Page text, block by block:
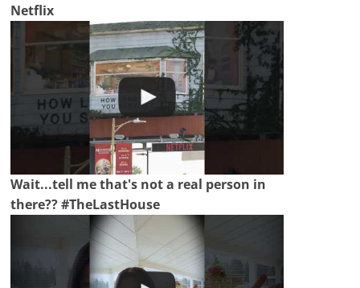
Netflix
Wait...tell me that's not a real person in
there?? #TheLastHouse